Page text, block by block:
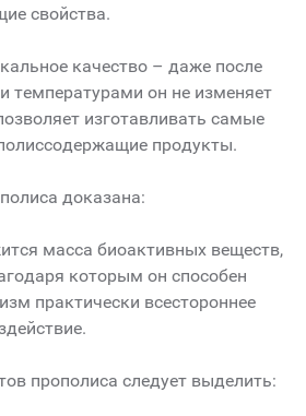
свойства.
качество – даже после
температурами он не изменяет
изготавливать самые
продукты.
доказана:
масса биоактивных веществ,
которым он способен
практически всестороннее
прополиса следует выделить: